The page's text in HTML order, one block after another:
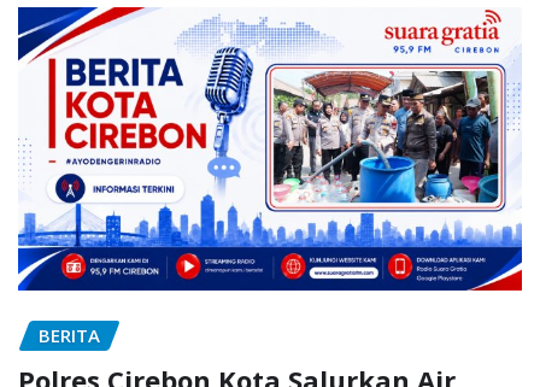
BERITA
Polres Cirebon Kota Salurkan Air